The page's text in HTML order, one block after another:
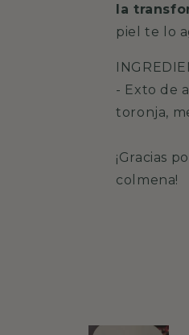
la
piel te lo
- Exto de
toronja,
¡Gracias
colmena!